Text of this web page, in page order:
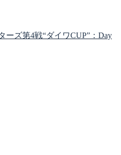
ーズ第4戦“ダイワCUP”：Day